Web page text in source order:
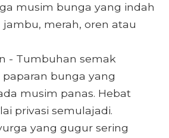
musim bunga yang indah
merah, oren atau
- Tumbuhan semak
bunga yang
musim panas. Hebat
privasi semulajadi.
yang gugur sering